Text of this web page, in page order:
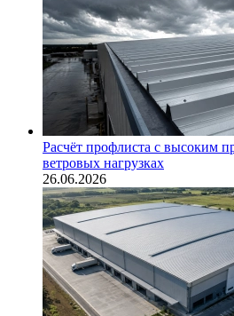
Расчёт профлиста с высоким
ветровых нагрузках
26.06.2026